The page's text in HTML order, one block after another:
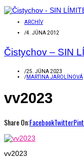
ARCHÍV
/4. JÚNA 2012
Čistychov – SIN
/25. JÚNA 2023
/MARTINA JAROLÍNOVÁ
vv2023
Share On:FacebookTwitter
vv2023